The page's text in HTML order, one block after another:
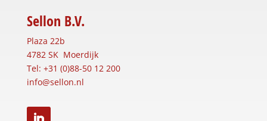
Sellon B.V.
Plaza 22b
4782 SK Moerdijk
Tel: +31 (0)88-50 12 200
info@sellon.nl